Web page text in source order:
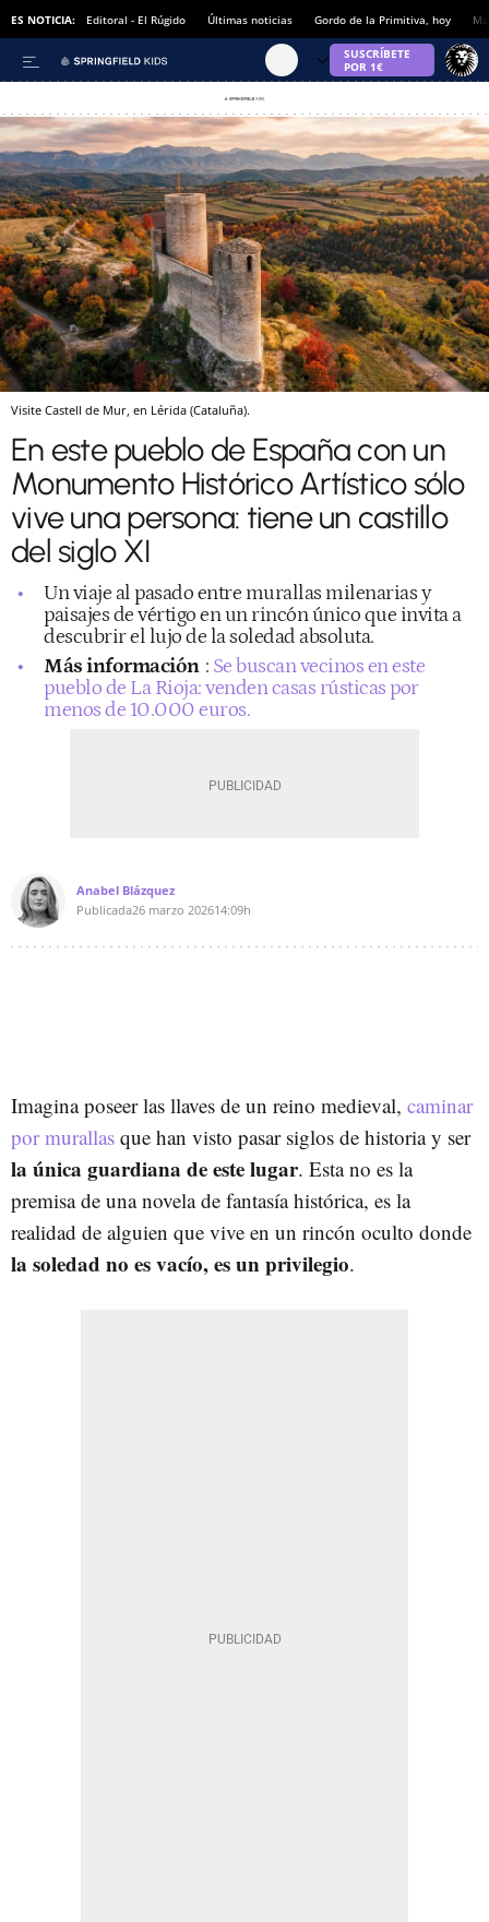
ES NOTICIA: Editoral - El Rúgido Últimas noticias Gordo de la Primitiva, hoy
Visite Castell de Mur, en Lérida (Cataluña).
En este pueblo de España con un
Monumento Histórico Artístico sólo
vive una persona: tiene un castillo
del siglo XI
Un viaje al pasado entre murallas milenarias y
paisajes de vértigo en un rincón único que invita a
descubrir el lujo de la soledad absoluta.
Más información : Se buscan vecinos en este
pueblo de La Rioja: venden casas rústicas por
menos de 10.000 euros.
Anabel Blázquez
Publicada26 marzo 202614:09h
Imagina poseer las llaves de un reino medieval, caminar
por murallas que han visto pasar siglos de historia y ser
la única guardiana de este lugar. Esta no es la
premisa de una novela de fantasía histórica, es la
realidad de alguien que vive en un rincón oculto donde
la soledad no es vacío, es un privilegio.